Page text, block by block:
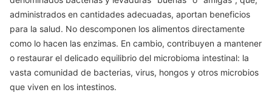
administrados en cantidades adecuadas, aportan beneficios
para la salud. No descomponen los alimentos directamente
como lo hacen las enzimas. En cambio, contribuyen a mantener
o restaurar el delicado equilibrio del microbioma intestinal: la
vasta comunidad de bacterias, virus, hongos y otros microbios
que viven en los intestinos.